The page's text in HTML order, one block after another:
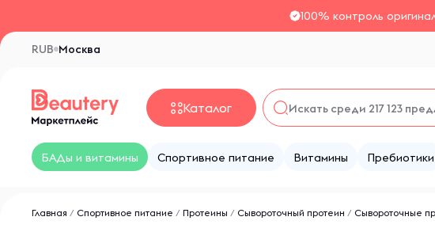
100% контроль
Москва
RUB
Каталог
БАДы и витамины Спортивное питание Витамины Пребиотики
Главная / Спортивное питание / Протеины / Сывороточный протеин / Сывороточные